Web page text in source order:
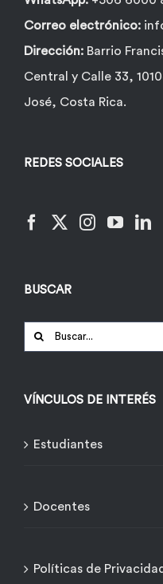
Correo electrónico:
Dirección: Barrio
Central y Calle 33,
José, Costa Rica.
REDES SOCIALES
BUSCAR
Buscar:
VÍNCULOS DE INTERÉS
Estudiantes
Docentes
Políticas de Privacidad